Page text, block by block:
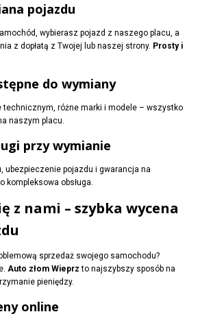
pojazdu
wybierasz pojazd z naszego placu, a
z dopłatą z Twojej lub naszej strony. Prosty i
do wymiany
technicznym, różne marki i modele – wszystko
naszym placu.
przy wymianie
ubezpieczenie pojazdu i gwarancja na
kompleksowa obsługa.
z nami – szybka wycena
sprzedaż swojego samochodu?
Auto złom Wieprz to najszybszy sposób na
pieniędzy.
online